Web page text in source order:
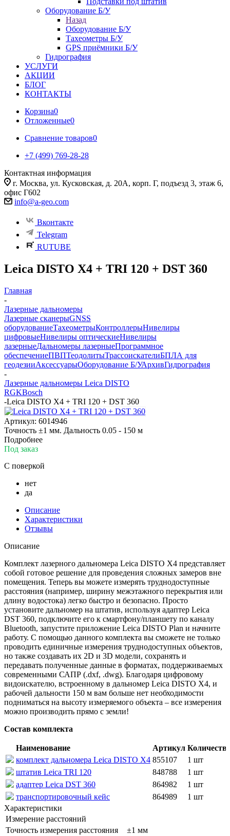
Оборудование Б/У
Назад
Оборудование Б/У
Тахеометры Б/У
GPS приёмники Б/У
Гидрография
УСЛУГИ
АКЦИИ
БЛОГ
КОНТАКТЫ
Корзина0
Отложенные0
Сравнение товаров0
+7 (499) 769-28-28
Контактная информация
г. Москва, ул. Кусковская, д. 20А, корп. Г, подъезд 3, этаж 6,
офис Г602
info@a-geo.com
Вконтакте
Telegram
RUTUBE
Leica DISTO X4 + TRI 120 + DST 360
Главная
-
Лазерные дальномеры
Лазерные сканерыGNSS
оборудованиеТахеометрыКонтроллерыНивелиры
цифровыеНивелиры оптическиеНивелиры
лазерныеДальномеры лазерныеПрограммное
обеспечениеПВПТеодолитыТрассоискателиБПЛА для
геодезииАксессуарыОборудование Б/УАрхивГидрография
-
Лазерные дальномеры Leica DISTO
RGKBosch
-Leica DISTO X4 + TRI 120 + DST 360
Артикул: 6014946
Точность ±1 мм. Дальность 0.05 - 150 м
Подробнее
Под заказ
С поверкой
нет
да
Описание
Характеристики
Отзывы
Описание
Комплект лазерного дальномера Leica DISTO X4 представляет
собой готовое решение для проведения сложных замеров вне
помещения. Теперь вы можете измерять труднодоступные
расстояния (например, ширину межэтажного перекрытия или
длину водостока) легко быстро и безопасно. Просто
установите дальномер на штатив, используя адаптер Leica
DST 360, подключите его к смартфону/планшету по каналу
Bluetooth, запустите приложение Leica DISTO Plan и начните
работу. С помощью данного комплекта вы сможете не только
проводить единичные измерения труднодоступных объектов,
но также создавать их 2D и 3D модели, сохранять и
передавать полученные данные в форматах, поддерживаемых
современными САПР (.dxf, .dwg). Благодаря цифровому
видоискателю, встроенному в дальномер Leica DISTO X4, и
рабочей дальности 150 м вам больше нет необходимости
подниматься на высоту измеряемого объекта – все измерения
можно производить прямо с земли!
Состав комплекта
Наименование Артикул
комплект дальномера Leica DISTO X4 855107
1 шт
штатив Leica TRI 120
848788
1 шт
адаптер Leica DST 360
864982
1 шт
транспортировочный кейс
864989
1 шт
Характеристики
Измерение расстояний
Точность измерения расстояния
±1 мм